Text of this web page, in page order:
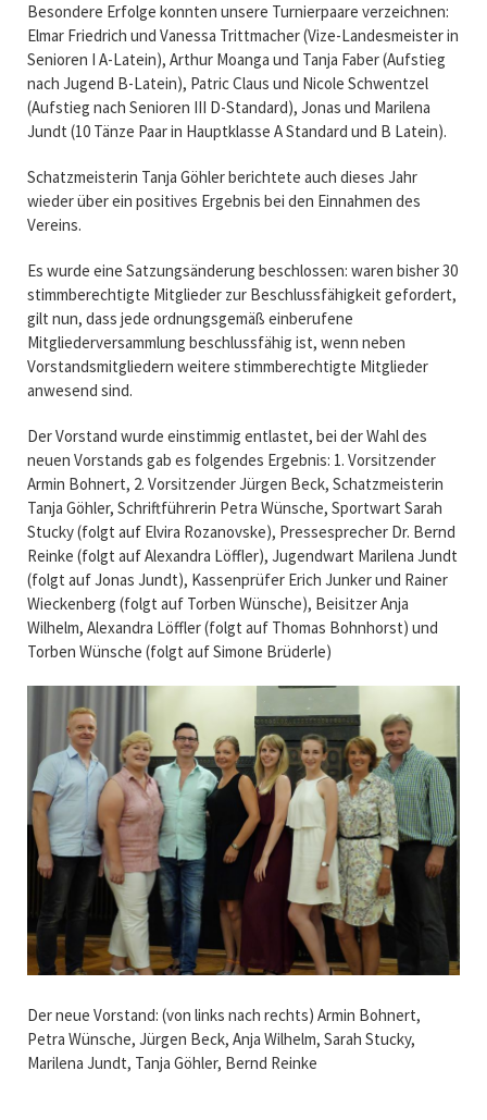
Besondere Erfolge konnten unsere Turnierpaare verzeichnen:
Elmar Friedrich und Vanessa Trittmacher (Vize-Landesmeister in
Senioren I A-Latein), Arthur Moanga und Tanja Faber (Aufstieg
nach Jugend B-Latein), Patric Claus und Nicole Schwentzel
(Aufstieg nach Senioren III D-Standard), Jonas und Marilena
Jundt (10 Tänze Paar in Hauptklasse A Standard und B Latein).
Schatzmeisterin Tanja Göhler berichtete auch dieses Jahr
wieder über ein positives Ergebnis bei den Einnahmen des
Vereins.
Es wurde eine Satzungsänderung beschlossen: waren bisher 30
stimmberechtigte Mitglieder zur Beschlussfähigkeit gefordert,
gilt nun, dass jede ordnungsgemäß einberufene
Mitgliederversammlung beschlussfähig ist, wenn neben
Vorstandsmitgliedern weitere stimmberechtigte Mitglieder
anwesend sind.
Der Vorstand wurde einstimmig entlastet, bei der Wahl des
neuen Vorstands gab es folgendes Ergebnis: 1. Vorsitzender
Armin Bohnert, 2. Vorsitzender Jürgen Beck, Schatzmeisterin
Tanja Göhler, Schriftführerin Petra Wünsche, Sportwart Sarah
Stucky (folgt auf Elvira Rozanovske), Pressesprecher Dr. Bernd
Reinke (folgt auf Alexandra Löffler), Jugendwart Marilena Jundt
(folgt auf Jonas Jundt), Kassenprüfer Erich Junker und Rainer
Wieckenberg (folgt auf Torben Wünsche), Beisitzer Anja
Wilhelm, Alexandra Löffler (folgt auf Thomas Bohnhorst) und
Torben Wünsche (folgt auf Simone Brüderle)
Der neue Vorstand: (von links nach rechts) Armin Bohnert,
Petra Wünsche, Jürgen Beck, Anja Wilhelm, Sarah Stucky,
Marilena Jundt, Tanja Göhler, Bernd Reinke